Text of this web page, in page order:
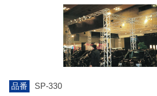
品番 SP-330